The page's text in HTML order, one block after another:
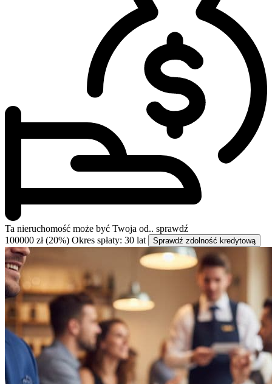
Ta nieruchomość może być Twoja od.. sprawdź
100000 zł (20%) Okres spłaty: 30 lat Sprawdź zdolność kredytową